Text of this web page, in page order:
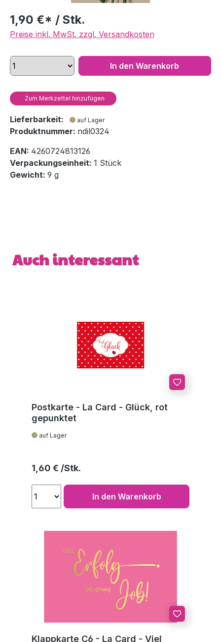
1,90 €* / Stk.
Preise inkl. MwSt. zzgl. Versandkosten
In den Warenkorb
Zum Merkzettel hinzufügen
Lieferbarkeit: auf Lager
Produktnummer: ndil0324
EAN: 4260724813126
Verpackungseinheit: 1 Stück
Gewicht: 9 g
Produktgalerie überspringen
Auch interessant
Postkarte - La Card - Glück, rot
gepunktet
auf Lager
Regulärer Preis:
1,60 €
In den Warenkorb
Klappkarte C6 - La Card - Viel